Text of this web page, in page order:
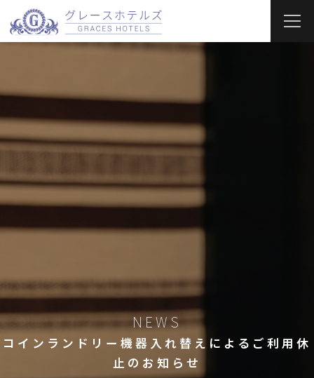
NEWS
コインランドリー機器入れ替えによるご利用休
止のお知らせ